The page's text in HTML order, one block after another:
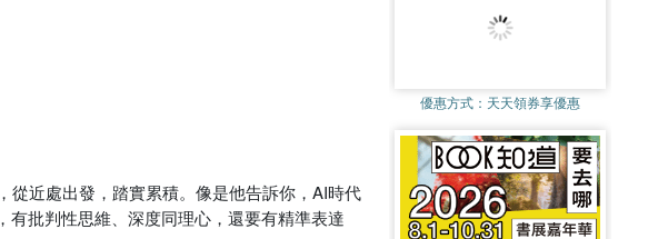
近處出發，踏實累積。像是他告訴你，AI時代
批判性思維、深度同理心，還要有精準表達
優惠方式： 天天領券享優惠